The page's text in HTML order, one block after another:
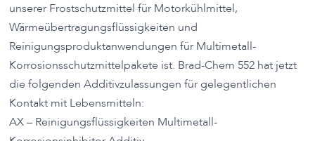
unserer Frostschutzmittel für Motorkühlmittel,
Wärmeübertragungsflüssigkeiten und
Reinigungsproduktanwendungen für Multimetall-
Korrosionsschutzmittelpakete ist. Brad-Chem 552 hat jetzt
die folgenden Additivzulassungen für gelegentlichen
Kontakt mit Lebensmitteln:
AX – Reinigungsflüssigkeiten Multimetall-